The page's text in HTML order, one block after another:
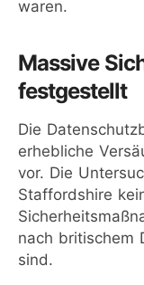
waren.
Massive
festgestellt
Die
erhebliche
vor. Die
Staffordshire
nach britischem
sind.